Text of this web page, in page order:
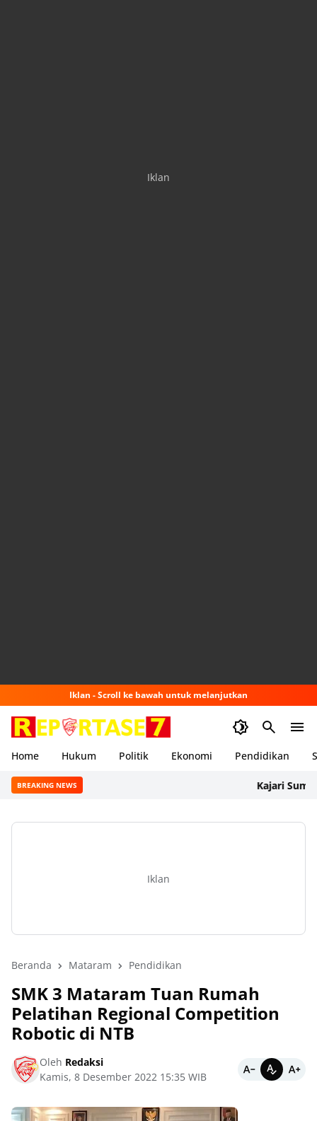
Iklan
Iklan - Scroll ke bawah untuk melanjutkan
Home Hukum Politik Ekonomi Pendidikan
BREAKING NEWS Kajari Sumbawa
Iklan
Beranda Mataram Pendidikan
SMK 3 Mataram Tuan Rumah
Pelatihan Regional Competition
Robotic di NTB
Oleh Redaksi
Kamis, 8 Desember 2022 15:35 WIB